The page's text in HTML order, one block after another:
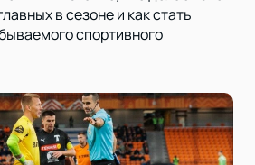
в сезоне и как стать
спортивного